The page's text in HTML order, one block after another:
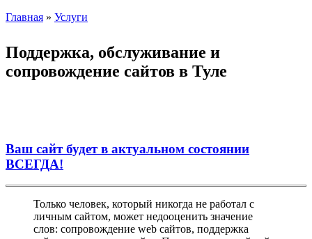
Главная » Услуги
Поддержка, обслуживание и
сопровождение сайтов в Туле
Ваш сайт будет в актуальном состоянии
ВСЕГДА!
Только человек, который никогда не работал с
личным сайтом, может недооценить значение
слов: сопровождение web сайтов, поддержка